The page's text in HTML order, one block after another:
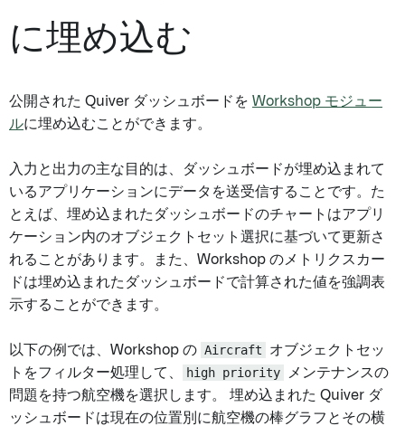
に埋め込む
公開された Quiver ダッシュボードを Workshop モジュー
ルに埋め込むことができます。
入力と出力の主な目的は、ダッシュボードが埋め込まれて
いるアプリケーションにデータを送受信することです。た
とえば、埋め込まれたダッシュボードのチャートはアプリ
ケーション内のオブジェクトセット選択に基づいて更新さ
れることがあります。また、Workshop のメトリクスカー
ドは埋め込まれたダッシュボードで計算された値を強調表
示することができます。
以下の例では、Workshop の Aircraft
オブジェクトセッ
トをフィルター処理して、
high priority
メンテナンスの
問題を持つ航空機を選択します。 埋め込まれた Quiver ダ
ッシュボードは現在の位置別に航空機の棒グラフとその横